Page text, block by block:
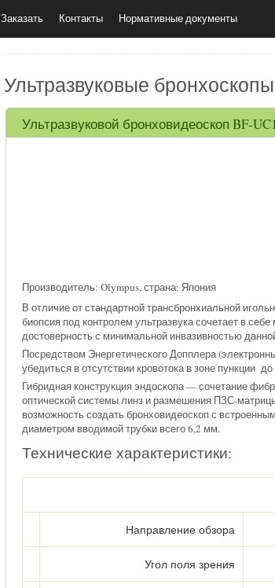
Заказать Контакты Нормативные документы
Ультразвуковые бронхоскопы
Ультразвуковой бронховидеоскоп BF-
Производитель: Olympus, страна: Япония
В отличие от стандартной трансбронхиальной
биопсия под контролем ультразвука сочетает в
достоверность с минимальной инвазивностью
Посредством Энергетического Допплера
убедиться в отсутствии кровотока в зоне пункции
Гибридная конструкция эндоскопа — сочетание
оптической системы линз и размешения ПЗС-
возможность создать бронховидеоскоп с
диаметром вводимой трубки всего 6,2 мм.
Технические характеристики:
Направление обзора
Угол поля зрения